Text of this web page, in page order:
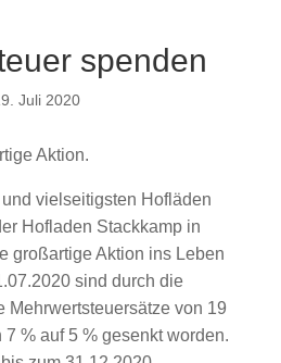
spenden
Juli 2020
Aktion.
vielseitigsten Hofläden
Hofladen Stackkamp in
großartige Aktion ins Leben
sind durch die
Mehrwertsteuersätze von 19
7 % auf 5 % gesenkt worden.